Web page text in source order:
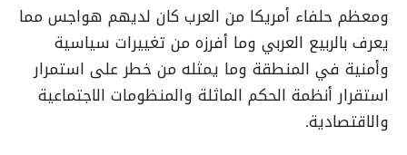
ومعظم حلفاء أمريكا من العرب كان لديهم هواجس مما
يعرف بالربيع العربي وما أفرزه من تغييرات سياسية
وأمنية في المنطقة وما يمثله من خطر على استمرار
استقرار أنظمة الحكم الماثلة والمنظومات الاجتماعية
والاقتصادية.